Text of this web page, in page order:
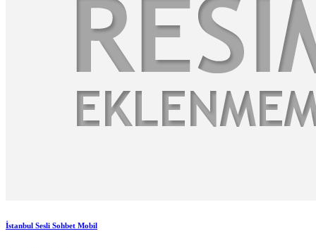
İstanbul Sesli Sohbet Mobil